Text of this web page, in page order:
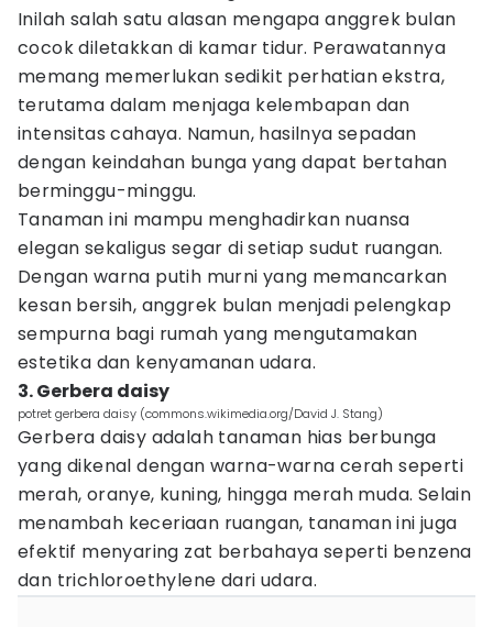
Inilah salah satu alasan mengapa anggrek bulan
cocok diletakkan di kamar tidur. Perawatannya
memang memerlukan sedikit perhatian ekstra,
terutama dalam menjaga kelembapan dan
intensitas cahaya. Namun, hasilnya sepadan
dengan keindahan bunga yang dapat bertahan
berminggu-minggu.
Tanaman ini mampu menghadirkan nuansa
elegan sekaligus segar di setiap sudut ruangan.
Dengan warna putih murni yang memancarkan
kesan bersih, anggrek bulan menjadi pelengkap
sempurna bagi rumah yang mengutamakan
estetika dan kenyamanan udara.
3. Gerbera daisy
potret gerbera daisy (commons.wikimedia.org/David J. Stang)
Gerbera daisy adalah tanaman hias berbunga
yang dikenal dengan warna-warna cerah seperti
merah, oranye, kuning, hingga merah muda. Selain
menambah keceriaan ruangan, tanaman ini juga
efektif menyaring zat berbahaya seperti benzena
dan trichloroethylene dari udara.